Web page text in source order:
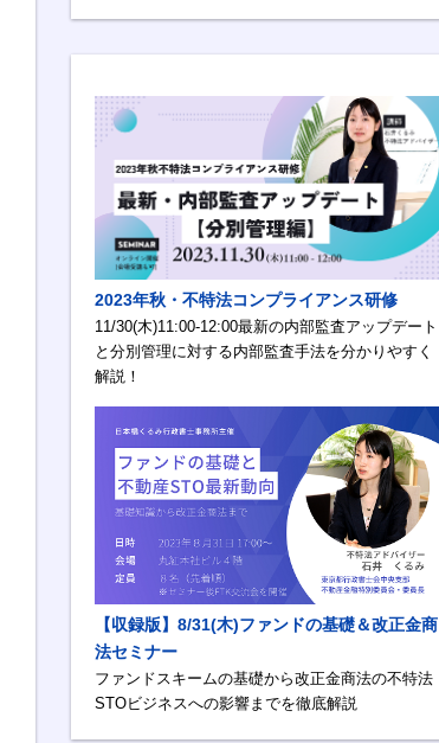
2023年秋・不特法コンプライアンス研修
11/30(木)11:00-12:00最新の内部監査アップデート
と分別管理に対する内部監査手法を分かりやすく
解説！
【収録版】8/31(木)ファンドの基礎＆改正金商
法セミナー
ファンドスキームの基礎から改正金商法の不特法
STOビジネスへの影響までを徹底解説